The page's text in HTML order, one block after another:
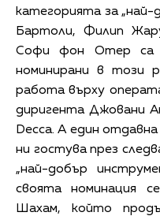
категорията за „най-
Бартоли, Филип
Софи фон Отер са
номинирани в този
работа върху
диригента Джовани
Decca. А един
ни гостува през
„най-добър
своята номинация
Шахам, който